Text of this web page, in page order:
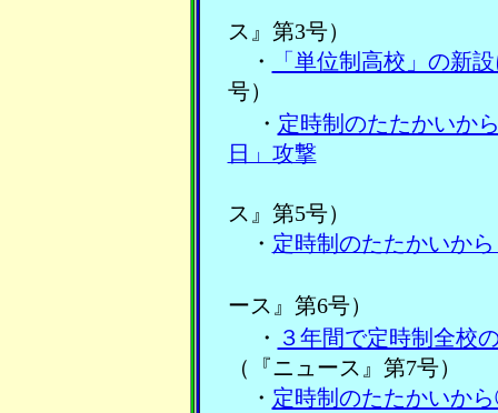
ス』第3号）
・
「単位制高校」の新
号）
・ 定時制のたたかいか
日」攻撃
ス』第5号）
・ 定時制のたたかいか
ース』第6号）
・ ３年間で定時制全校
（『ニュース』第7号）
・ 定時制のたたかいか